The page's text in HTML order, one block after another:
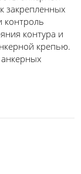
закрепленных
контроль
контура и
крепью.